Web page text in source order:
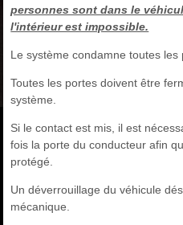
personnes sont dans le
l'intérieur est impossible.
Le système condamne toutes les
Toutes les portes doivent être
système.
Si le contact est mis, il est
fois la porte du conducteur afin
protégé.
Un déverrouillage du véhicule
mécanique.